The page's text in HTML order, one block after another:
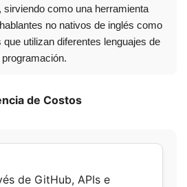
sirviendo como una herramienta
no nativos de inglés como
utilizan diferentes lenguajes de
programación.
de Costos
de GitHub, APIs e